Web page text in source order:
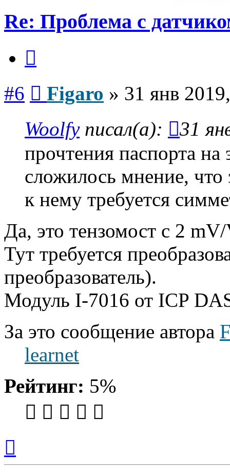
Re: Проблема с
#6 Figaro » 31 янв
Woolfyписал(а):
31
прочтения паспорта на
сложилось мнение, что
к нему требуется
Да, это тензомост с 2
Тут требуется
преобразователь).
Модуль I-7016 от ICP
За это сообщение автора
learnet
Рейтинг: 5%
началу